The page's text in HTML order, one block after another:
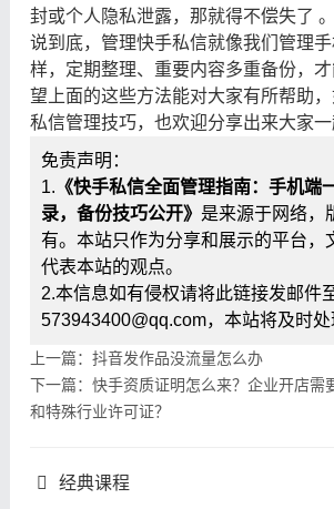
封或个人隐私泄露，那就得不偿失了 。
说到底，管理快手私信就像我们管理
样，定期整理、重要内容多重备份，
望上面的这些方法能对大家有所帮助
私信管理技巧，也欢迎分享出来大家一
免责声明：
1. 《快手私信全面管理指南：手机端
录，备份技巧公开》 是来源于网络，
有。本站只作为分享和展示的平台，
代表本站的观点。
2.本信息如有侵权请将此链接发邮件
573943400@qq.com，本站将及时处
上一篇：抖音发作品没流量怎么办
下一篇：快手资质证明怎么来？企业开店需
和特殊行业许可证？
经典课程